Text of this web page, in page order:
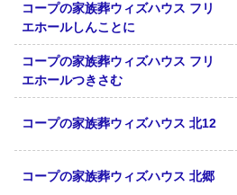
コープの家族葬ウィズハウス フリ
エホールしんことに
コープの家族葬ウィズハウス フリ
エホールつきさむ
コープの家族葬ウィズハウス 北12
コープの家族葬ウィズハウス 北郷